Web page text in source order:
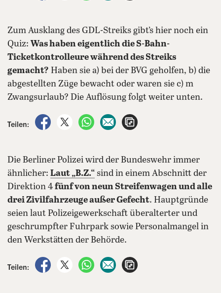
Zum Ausklang des GDL-Streiks gibt’s hier noch ein
Quiz: Was haben eigentlich die S-Bahn-
Ticketkontrolleure während des Streiks
gemacht? Haben sie a) bei der BVG geholfen, b) die
abgestellten Züge bewacht oder waren sie c) m
Zwangsurlaub? Die Auflösung folgt weiter unten.
Teilen:
auf Facebook teilen
auf X teilenper WhatsApp teilen
per E-Mail teilen
Die Berliner Polizei wird der Bundeswehr immer
ähnlicher: Laut „B.Z.“ sind in einem Abschnitt der
Direktion 4 fünf von neun Streifenwagen und alle
drei Zivilfahrzeuge außer Gefecht. Hauptgründe
seien laut Polizeigewerkschaft überalterter und
geschrumpfter Fuhrpark sowie Personalmangel in
den Werkstätten der Behörde.
Teilen:
auf Facebook teilen
auf X teilenper WhatsApp teilen
per E-Mail teilen